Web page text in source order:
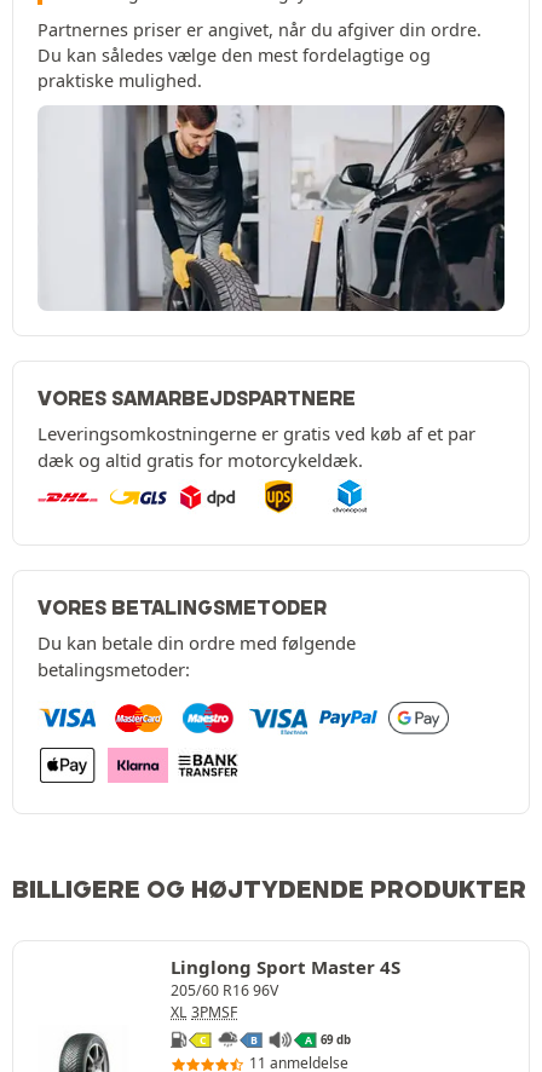
Partnernes priser er angivet, når du afgiver din ordre.
Du kan således vælge den mest fordelagtige og
praktiske mulighed.
VORES SAMARBEJDSPARTNERE
Leveringsomkostningerne er gratis ved køb af et par
dæk og altid gratis for motorcykeldæk.
VORES BETALINGSMETODER
Du kan betale din ordre med følgende
betalingsmetoder:
BILLIGERE OG HØJTYDENDE PRODUKTER
Linglong Sport Master 4S
205/60 R16 96V
XL 3PMSF
C B A 69 db
11 anmeldelse